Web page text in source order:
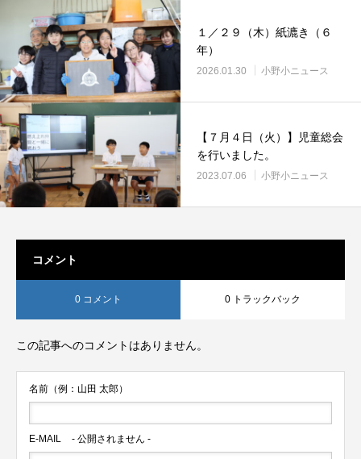
１／２９（木）紙漉き（６
年）
2026.01.30 小野小ニュース
【７月４日（火）】児童総会
を行いました。
2023.07.06 小野小ニュース
コメント
0 コメント 0 トラックバック
この記事へのコメントはありません。
名前（例：山田 太郎）
E-MAIL - 公開されません -